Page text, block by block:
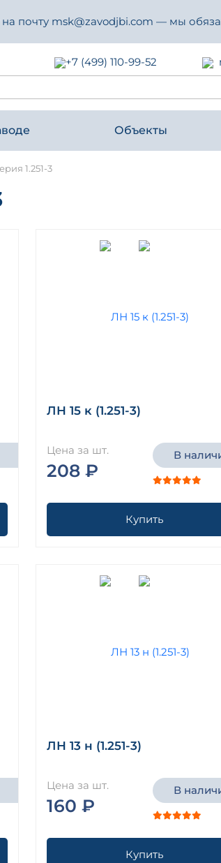
почту msk@zavodjbi.com — мы
+7 (499) 110-99-52
Объекты
1.251-3
ЛН 15 к (1.251-3)
Цена за шт.
208 ₽
В
Купить
ЛН 13 н (1.251-3)
Цена за шт.
160 ₽
В
Купить